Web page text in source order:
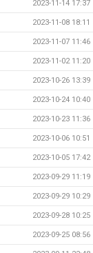
2023-11-14 17:37
2023-11-08 18:11
2023-11-07 11:46
2023-11-02 11:20
2023-10-26 13:39
2023-10-24 10:40
2023-10-23 11:36
2023-10-06 10:51
2023-10-05 17:42
2023-09-29 11:19
2023-09-29 10:29
2023-09-28 10:25
2023-09-25 08:56